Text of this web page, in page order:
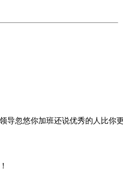
导忽悠你加班还说优秀的人比你